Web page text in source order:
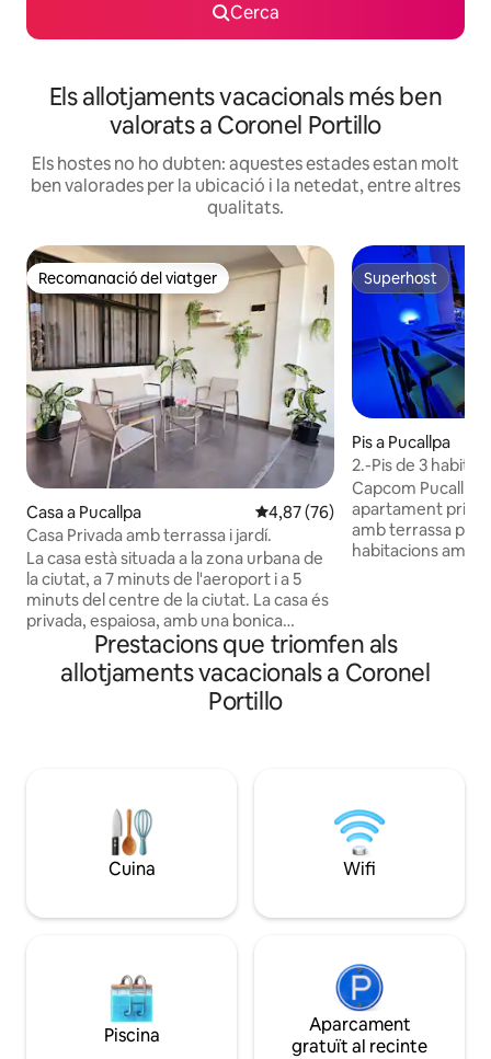
Cerca
Els allotjaments vacacionals més ben
valorats a Coronel Portillo
Els hostes no ho dubten: aquestes estades estan molt
ben valorades per la ubicació i la netedat, entre altres
qualitats.
Recomanació del viatger
Recomanació del viatger
Casa a Pucallpa 4,87 de puntuació mitjana d'un
4,87 (76)
Casa Privada amb terrassa i jardí.
La casa està situada a la zona urbana de
la ciutat, a 7 minuts de l'aeroport i a 5
minuts del centre de la ciutat. La casa és
privada, espaiosa, amb una bonica
terrassa, un gran pati que també es pot
utilitzar com a garatge, cuina equipada,
sala d'estar amb televisor de 55",
menjador, dos dormitoris, un bany
més d'aire condicionat, wifi, DGO i
YouTube. A prop de mercats i botigues.
Superhost
Superhost
Pis a Pucallpa
2.-Pis de 3
condicionat
Capcom Pucallpa
apartament privat
amb terrassa
habitacions amb
cuina-menjador i
d'exterior. Aire
dormitoris,
Prestacions que triomfen als
allotjaments vacacionals a Coronel
Portillo
Cuina Wifi
Piscina
Aparcament
gratuït al recinte